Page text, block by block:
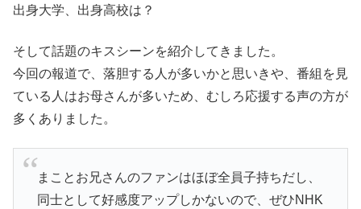
出身大学、出身高校は？
そして話題のキスシーンを紹介してきました。
今回の報道で、落胆する人が多いかと思いきや、番組を見
ている人はお母さんが多いため、むしろ応援する声の方が
多くありました。
まことお兄さんのファンはほぼ全員子持ちだし、
同士として好感度アップしかないので、ぜひNHK